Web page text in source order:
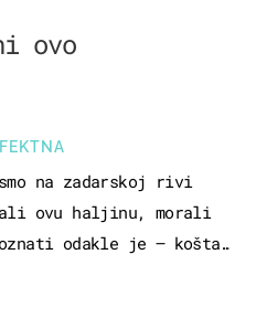
ovo
smo na zadarskoj rivi
ovu haljinu, morali
odakle je – košta